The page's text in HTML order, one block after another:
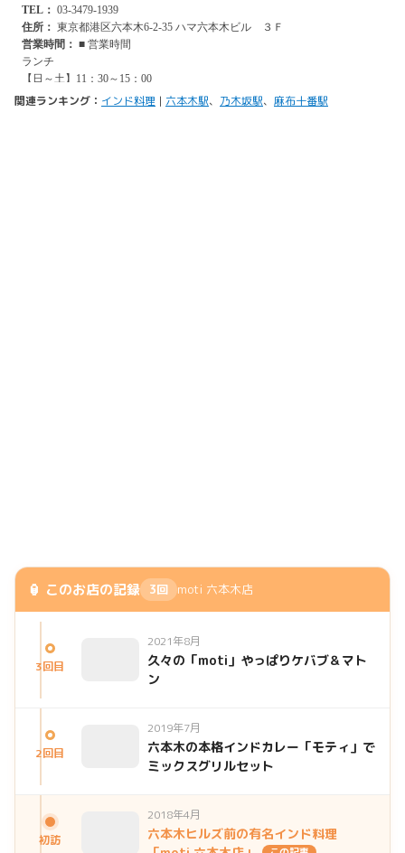
関連ランキング： インド料理 | 六本木駅、 乃木坂駅、 麻布十番駅
🏮 このお店の記録 3回 moti 六本木店
3回目
2021年8月
久々の「moti」やっぱりケバブ＆マト
ン
2回目
2019年7月
六本木の本格インドカレー「モティ」で
ミックスグリルセット
初訪
2018年4月
六本木ヒルズ前の有名インド料理